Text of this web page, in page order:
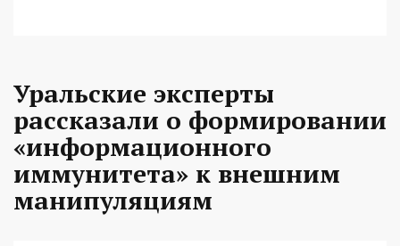
Уральские эксперты
рассказали о формировании
«информационного
иммунитета» к внешним
манипуляциям